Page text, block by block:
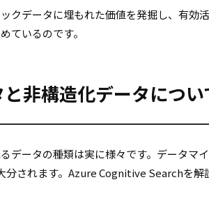
クデータに埋もれた価値を発掘し、有
ているのです。
非構造化データについ
データの種類は実に様々です。データマ
分されます。Azure Cognitive Searchを解